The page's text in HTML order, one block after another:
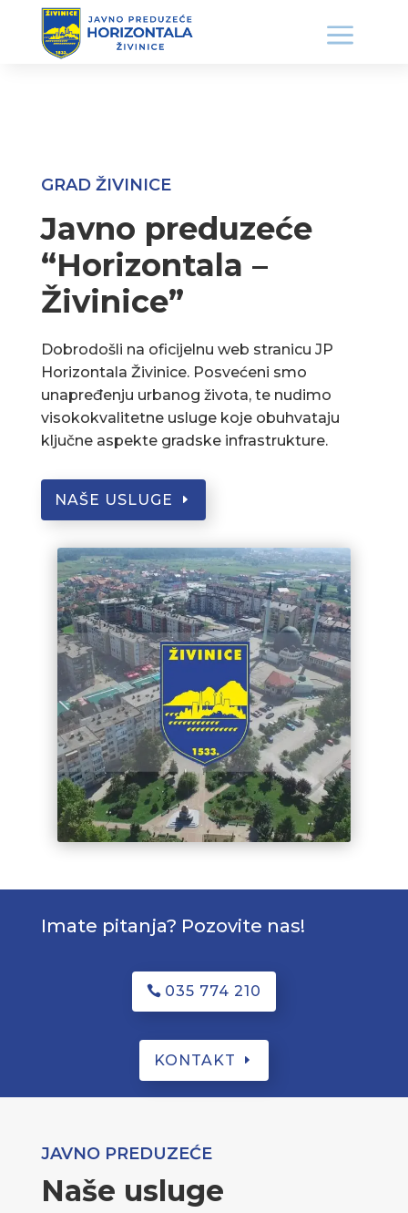
GRAD ŽIVINICE
Javno preduzeće
“Horizontala –
Živinice”
Dobrodošli na oficijelnu web stranicu JP
Horizontala Živinice. Posvećeni smo
unapređenju urbanog života, te nudimo
visokokvalitetne usluge koje obuhvataju
ključne aspekte gradske infrastrukture.
NAŠE USLUGE
Imate pitanja? Pozovite nas!
035 774 210
KONTAKT
JAVNO PREDUZEĆE
Naše usluge